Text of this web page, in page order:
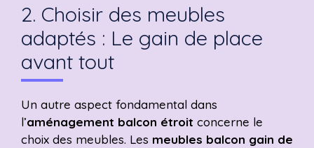
2. Choisir des meubles
adaptés : Le gain de place
avant tout
Un autre aspect fondamental dans
l’aménagement balcon étroit concerne le
choix des meubles. Les meubles balcon gain de